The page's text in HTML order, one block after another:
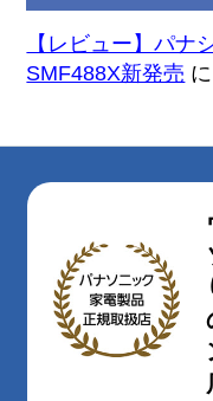
【レビュー】パナ
SMF488X新発売